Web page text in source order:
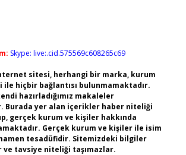
Skype: live:.cid.575569c608265c69
sitesi, herhangi bir marka, kurum
ile hiçbir bağlantısı bulunmamaktadır.
hazırladığımız makaleler
Burada yer alan içerikler haber niteliği
gerçek kurum ve kişiler hakkında
Gerçek kurum ve kişiler ile isim
tesadüfidir. Sitemizdeki bilgiler
tavsiye niteliği taşımazlar.